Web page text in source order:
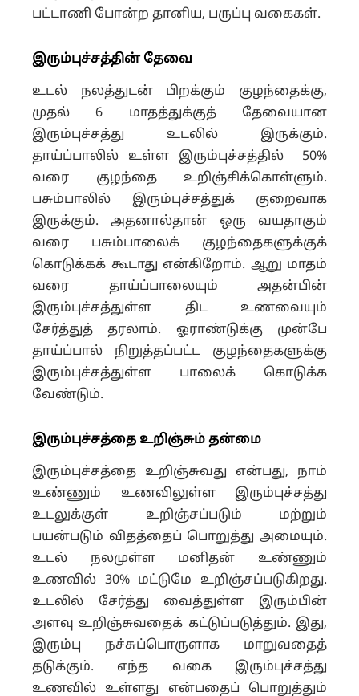
பட்டாணி போன்ற தானிய, பருப்பு வகைகள்.
இரும்புச்சத்தின் தேவை
உடல் நலத்துடன் பிறக்கும் குழந்தைக்கு,
முதல் 6 மாதத்துக்குத் தேவையான
இரும்புச்சத்து உடலில் இருக்கும்.
தாய்ப்பாலில் உள்ள இரும்புச்சத்தில் 50%
வரை குழந்தை உறிஞ்சிக்கொள்ளும்.
பசும்பாலில் இரும்புச்சத்துக் குறைவாக
இருக்கும். அதனால்தான் ஒரு வயதாகும்
வரை பசும்பாலைக் குழந்தைகளுக்குக்
கொடுக்கக் கூடாது என்கிறோம். ஆறு மாதம்
வரை தாய்ப்பாலையும் அதன்பின்
இரும்புச்சத்துள்ள திட உணவையும்
சேர்த்துத் தரலாம். ஓராண்டுக்கு முன்பே
தாய்ப்பால் நிறுத்தப்பட்ட குழந்தைகளுக்கு
இரும்புச்சத்துள்ள பாலைக் கொடுக்க
வேண்டும்.
இரும்புச்சத்தை உறிஞ்சும் தன்மை
இரும்புச்சத்தை உறிஞ்சுவது என்பது, நாம்
உண்ணும் உணவிலுள்ள இரும்புச்சத்து
உடலுக்குள் உறிஞ்சப்படும் மற்றும்
பயன்படும் விதத்தைப் பொறுத்து அமையும்.
உடல் நலமுள்ள மனிதன் உண்ணும்
உணவில் 30% மட்டுமே உறிஞ்சப்படுகிறது.
உடலில் சேர்த்து வைத்துள்ள இரும்பின்
அளவு உறிஞ்சுவதைக் கட்டுப்படுத்தும். இது,
இரும்பு நச்சுப்பொருளாக மாறுவதைத்
தடுக்கும். எந்த வகை இரும்புச்சத்து
உணவில் உள்ளது என்பதைப் பொறுத்தும்